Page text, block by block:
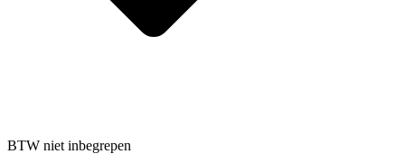
BTW niet inbegrepen